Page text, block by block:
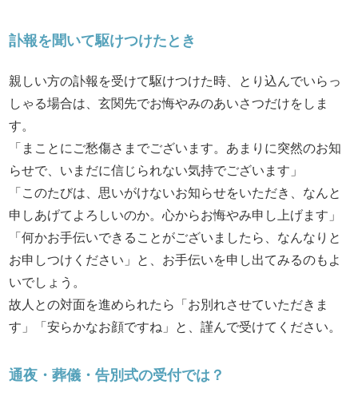
訃報を聞いて駆けつけたとき
親しい方の訃報を受けて駆けつけた時、とり込んでいらっ
しゃる場合は、玄関先でお悔やみのあいさつだけをしま
す。
「まことにご愁傷さまでございます。あまりに突然のお知
らせで、いまだに信じられない気持でございます」
「このたびは、思いがけないお知らせをいただき、なんと
申しあげてよろしいのか。心からお悔やみ申し上げます」
「何かお手伝いできることがございましたら、なんなりと
お申しつけください」と、お手伝いを申し出てみるのもよ
いでしょう。
故人との対面を進められたら「お別れさせていただきま
す」「安らかなお顔ですね」と、謹んで受けてください。
通夜・葬儀・告別式の受付では？